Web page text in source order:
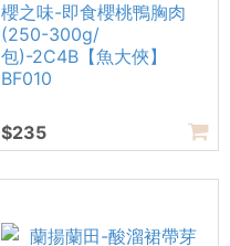
櫻之味-即食櫻桃鴨胸肉
(250-300g/
包)-2C4B【魚大俠】
BF010
$235